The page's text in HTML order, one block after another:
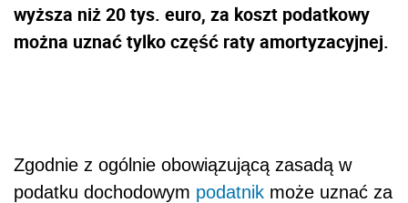
wyższa niż 20 tys. euro, za koszt podatkowy
można uznać tylko część raty amortyzacyjnej.
Zgodnie z ogólnie obowiązującą zasadą w
podatku dochodowym podatnik może uznać za